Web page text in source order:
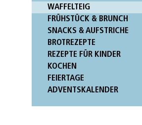
WAFFELTEIG
FRÜHSTÜCK & BRUNCH
SNACKS & AUFSTRICHE
BROTREZEPTE
REZEPTE FÜR KINDER
KOCHEN
FEIERTAGE
ADVENTSKALENDER